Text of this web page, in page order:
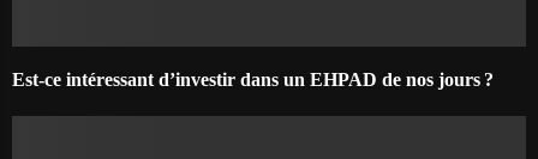
Est-ce intéressant d’investir dans un EHPAD de nos jours ?